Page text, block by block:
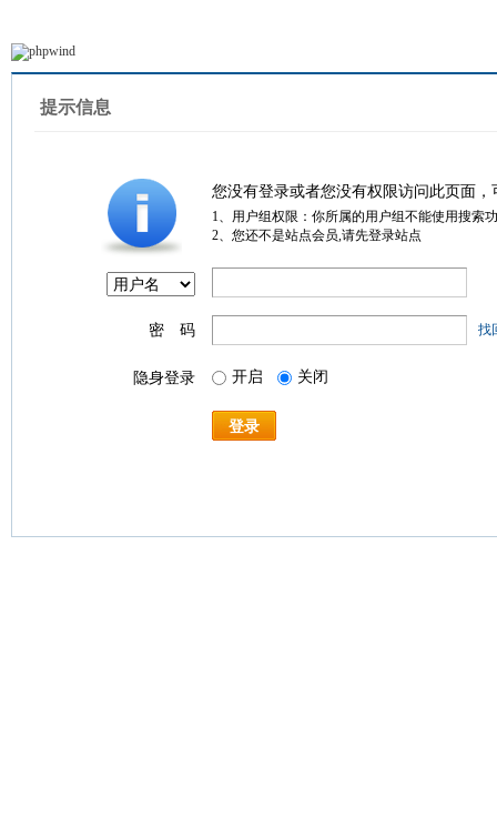
提示信息
您没有登录或者您没有权限访问此页面
1、用户组权限：你所属的用户组不能使用搜索
2、您还不是站点会员,请先登录站点
密 码 找
隐身登录 开启 关闭
登录